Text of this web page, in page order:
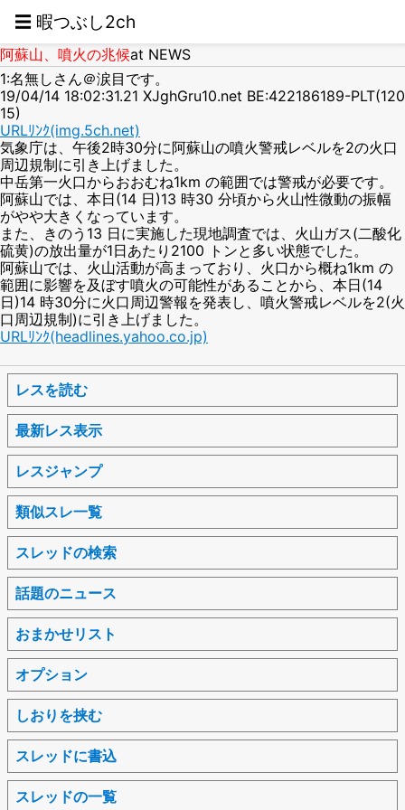
☰ 暇つぶし2ch
阿蘇山、噴火の兆候at NEWS
1:名無しさん＠涙目です。
19/04/14 18:02:31.21 XJghGru10.net BE:422186189-PLT(120
15)
URLﾘﾝｸ(img.5ch.net)
気象庁は、午後2時30分に阿蘇山の噴火警戒レベルを2の火口
周辺規制に引き上げました。
中岳第一火口からおおむね1km の範囲では警戒が必要です。
阿蘇山では、本日(14 日)13 時30 分頃から火山性微動の振幅
がやや大きくなっています。
また、きのう13 日に実施した現地調査では、火山ガス(二酸化
硫黄)の放出量が1日あたり2100 トンと多い状態でした。
阿蘇山では、火山活動が高まっており、火口から概ね1km の
範囲に影響を及ぼす噴火の可能性があることから、本日(14
日)14 時30分に火口周辺警報を発表し、噴火警戒レベルを2(火
口周辺規制)に引き上げました。
URLﾘﾝｸ(headlines.yahoo.co.jp)
レスを読む
最新レス表示
レスジャンプ
類似スレ一覧
スレッドの検索
話題のニュース
おまかせリスト
オプション
しおりを挟む
スレッドに書込
スレッドの一覧